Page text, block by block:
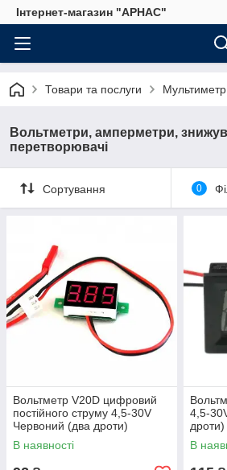
Інтернет-магазин "АРНАС"
Товари та послуги
Вольтметри, амперметри,
перетворювачі
Сортування 0
Вольтметр V20D цифровий
постійного струму 4,5-30V
Червоний (два дроти)
В наявності
4,5-
В